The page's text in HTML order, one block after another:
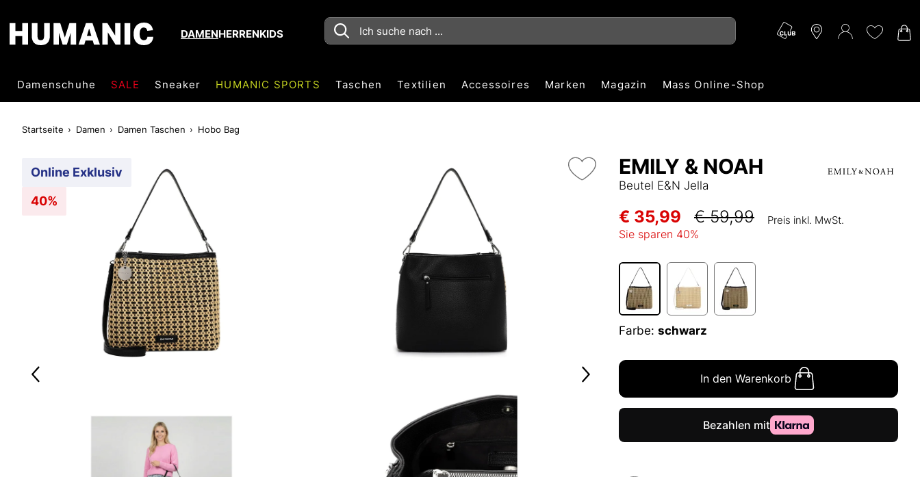
DAMENHERRENKIDS
Damenschuhe SALE Sneaker HUMANIC SPORTS Taschen Textilien Accessoires Marken Magazin Mass Online-Shop
Startseite Damen Damen Taschen Hobo Bag
Online Exklusiv
40%
EMILY & NOAH
Beutel E&N Jella
€ 35,99 € 59,99 Preis inkl. MwSt.
Sie sparen 40%
Farbe: schwarz
In den Warenkorb